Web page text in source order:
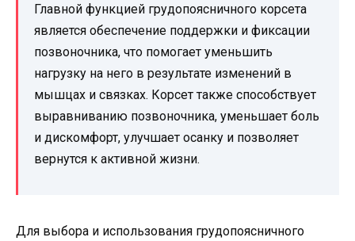
Главной функцией грудопоясничного корсета
является обеспечение поддержки и фиксации
позвоночника, что помогает уменьшить
нагрузку на него в результате изменений в
мышцах и связках. Корсет также способствует
выравниванию позвоночника, уменьшает боль
и дискомфорт, улучшает осанку и позволяет
вернутся к активной жизни.
Для выбора и использования грудопоясничного